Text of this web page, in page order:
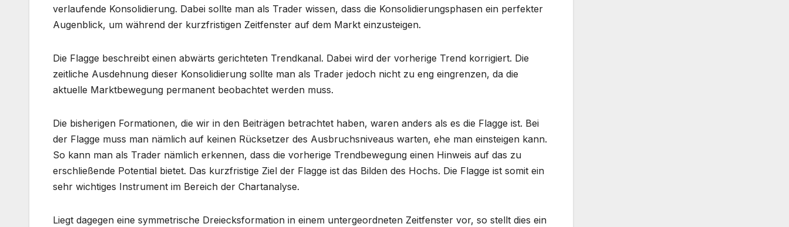
verlaufende Konsolidierung. Dabei sollte man als Trader wissen, dass die Konsolidierungsphasen ein perfekter
Augenblick, um während der kurzfristigen Zeitfenster auf dem Markt einzusteigen.
Die Flagge beschreibt einen abwärts gerichteten Trendkanal. Dabei wird der vorherige Trend korrigiert. Die
zeitliche Ausdehnung dieser Konsolidierung sollte man als Trader jedoch nicht zu eng eingrenzen, da die
aktuelle Marktbewegung permanent beobachtet werden muss.
Die bisherigen Formationen, die wir in den Beiträgen betrachtet haben, waren anders als es die Flagge ist. Bei
der Flagge muss man nämlich auf keinen Rücksetzer des Ausbruchsniveaus warten, ehe man einsteigen kann.
So kann man als Trader nämlich erkennen, dass die vorherige Trendbewegung einen Hinweis auf das zu
erschließende Potential bietet. Das kurzfristige Ziel der Flagge ist das Bilden des Hochs. Die Flagge ist somit ein
sehr wichtiges Instrument im Bereich der Chartanalyse.
Liegt dagegen eine symmetrische Dreiecksformation in einem untergeordneten Zeitfenster vor, so stellt dies ein